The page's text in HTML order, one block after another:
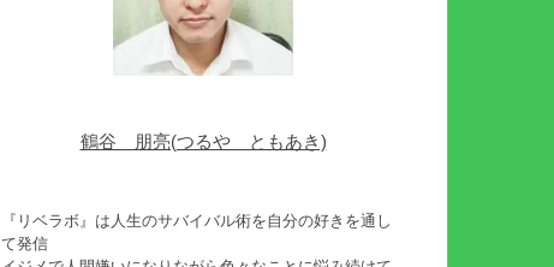
鶴谷 朋亮(つるや ともあき)
『リベラボ』は人生のサバイバル術を自分の好きを通し
て発信